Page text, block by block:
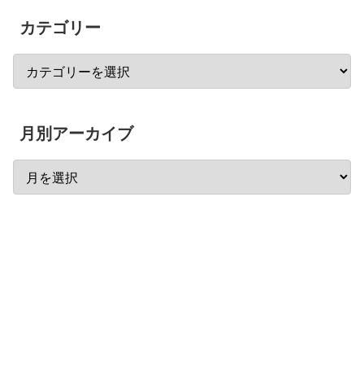
カテゴリー
月別アーカイブ